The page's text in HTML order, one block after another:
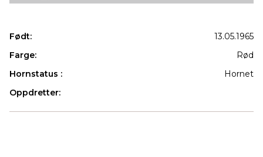
Født:
13.05.1965
Farge:
Rød
Hornstatus :
Hornet
Oppdretter: